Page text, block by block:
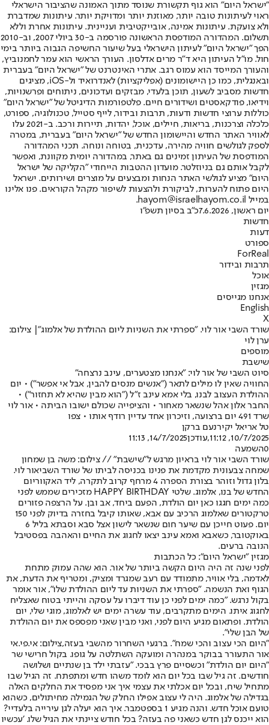
"ישראל היום" הוא גוף תקשורת שנוסד מתוך האמונה שהציבור הישראלי
ראוי לעיתונות טובה יותר, מאוזנת יותר ומדויקת יותר. עיתונות שמדברת
ולא צועקת. עיתונות אמינה, אובייקטיבית ועניינית. עיתונות אחרת וללא
תשלום. המהדורה המודפסת הראשונה פורסמה ב-30 ביולי 2007, וב-2010
הפך "ישראל היום" לעיתון הישראלי בעל שיעור החשיפה הגבוה ביותר בימי
חול. מו"ל העיתון היא ד"ר מרים אדלסון. העורך הראשי הוא עמר לחמנוביץ,
והעורך המייסד הוא עמוס רגב. אתרי האינטרנט של "ישראל היום" בעברית
ובאנגלית, כמו כן היישומונים (אפליקציות) לאנדרואיד ול-iOS, מציגים
חדשות מסביב לשעון, תוכן בלעדי, מבזקים ועדכונים, ניתוחים ופרשנויות,
וידיאו, פודקאסטים ושידורים חיים. פלטפורמות הדיגיטל של "ישראל היום"
כוללות ערוצי חדשות ודעות, תרבות ובידור, לייף סטייל, טכנולוגיה, ספורט,
כלכלה וצרכנות, בריאות, חיילים, אוכל, יהדות, תיירות ורכב. ב-2021 עלו
לאוויר האתר החדש והיישומון החדש של "ישראל היום" בעברית, במטרה
לספק לגולשים חוויה מהירה, עדכנית, בטוחה ונוחה. תכני המהדורה
המודפסת של העיתון זמינים גם באתר, במהדורה יומית מקוונת, ואפשר
לקבל אותם גם בניוזלטר. מועדון ההטבות הייחודי "הקליקה של ישראל
היום" מציע לגולשי האתר הנחות ומבצעים על מוצרים ושירותים. ישראל
היום פתוח להערות, לביקורת ולהצעות לשיפור מקהל הקוראים. פנו אלינו
במייל hayom@israelhayom.co.il.
יום ראשון, 7.6.2026
כ"ב בסיון תשפ"ו
חדשות
דעות
ספורט
ForReal
תרבות ובידור
אוכל
מגזין
אנחנו מגייסים
English
X
שורד השבי אור לוי. "ספרתי את השניות ליום ההולדת של אלמוג"| צילום:
ערן לוי
מוספים
שישבת
סיוט השבי של אור לוי: "אנחנו מצטערים, עינב נרצחה"
החוויה שאין לו מילים לתאר ("אנשים מנסים להבין, אבל אי אפשר") • יום
ההולדת העצוב לבנו, בלי אמא עינב ז"ל ("הוא מבין שהיא לא תחזור") •
החבר אלון אהל שנשאר מאחור • והציפייה שכולם ישובו הביתה • אור לוי
שרד 491 יום ברצועה, וזיכרון אחד עדיין רודף אותו • צפו
טל אריאל יקירנעם ברקן
10/7/2025, 11:12
,עודכן14/7/2025, 11:13
0השמעה
שורד השבי אור לוי בראיון מרגש ל"שישבת" // צילום: משה בן שמחון
שמחה צבעונית מקדמת את פנינו בכניסה לביתו של שורד השביאור לוי.
בלון גדול וזוהר בצורת הספרה 4 מרחף קרוב לתקרה, ליד האקווריום
החדש של בנו, אלמוג. שלטי HAPPY BIRTHDAY מזכירים שממש לפני
כמה ימים חגגו כאן יום הולדת, הפעם ביחד, אב ובן. על הרצפה פזורים
טרקטורים שאלמוג הרכיב עם אבא, שאותו קיבל בחזרה בדיוק לפני 150
יום. פעוט חייכן עם שיער חום שנשאר לישון אצל סבא וסבתא בליל 6
באוקטובר, כשאבא ואמא עינב יצאו לחגוג את החיים והאהבה בפסטיבל
הנובה ברעים.
מגזין "ישראל היום": כל הכתבות
לפני שנה זה היה היום הקשה ביותר של אור. הוא שהה עמוק מתחת
לאדמה, בלי אוויר, מתמודד עם רעב שמגרד ומציק, ומטריף את הדעת, את
הגוף ואת הנשמה. "ספרתי את השניות עד ליום ההולדת שלו", אור אומר
בקול נרגש. "כמה ימים לפני כן עוד דיברו על עסקה והייתי בטוח שאצליח
לחגוג איתו. הימים מתקרבים, עוד עשרה ימים יש לאלמוג, מוגי שלי, יום
הולדת. ופתאום מגיע היום לפני, ואני מבין שאני מפספס את יום ההולדת
של הבן שלי".
"היום הכי עצוב והכי שמח". ברגעי השחרור מהשבי בעזה,צילום: אי.פי.אי
אור התעורר בבוקר במנהרה ומועקה השתלטה על גופו. בקול חרישי שר
"היום יום הולדת" וכשסיים פרץ בבכי. "עזבתי ילד בן שנתיים ושלושה
חודשים. זה גיל שבו בכל יום הוא לומד משהו חדש ומתפתח. זה הגיל שבו
מתחיל שיח, ובכל יום אכלתי את עצמי איך אני מפסיד את החלקים האלה
בגדילה של אלמוג. היה לי עצוב אפילו החלק של הגמילה מחיתולים, כשהוא
טועם אוכל חדש. והנה מגיע 1 בספטמבר. איך הוא יעלה לגן עירייה בלעדיי?
הוא ייכנס לגן חדש כשאני פה בעזה? בכל חודש ציינתי את הגיל שלו. 'עכשיו